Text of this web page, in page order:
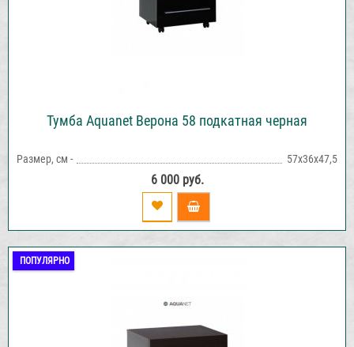
Тумба Aquanet Верона 58 подкатная черная
Размер, см - 57х36х47,5
6 000 руб.
ПОПУЛЯРНО